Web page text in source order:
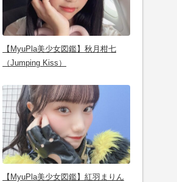
【MyuPla美少女図鑑】秋月柑七
（Jumping Kiss）
【MyuPla美少女図鑑】紅羽まりん